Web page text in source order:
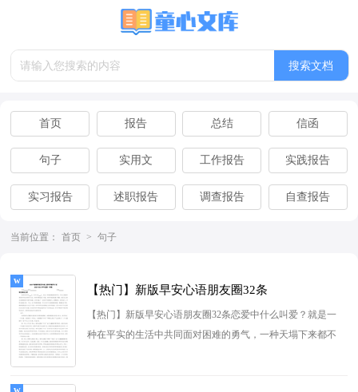
首页 报告 总结 信函
句子 实用文 工作报告 实践报告
实习报告 述职报告 调查报告 自查报告
离职报告
当前位置： 首页 > 句子
【热门】新版早安心语朋友圈32条
【热门】新版早安心语朋友圈32条恋爱中什么叫爱？就是一
种在平实的生活中共同面对困难的勇气，一种天塌下来都不